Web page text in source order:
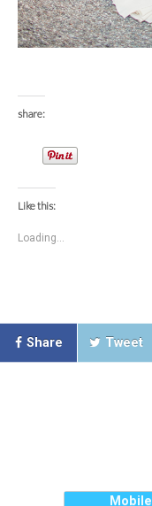
share:
Like this:
Loading...
Share Tweet
Mobile